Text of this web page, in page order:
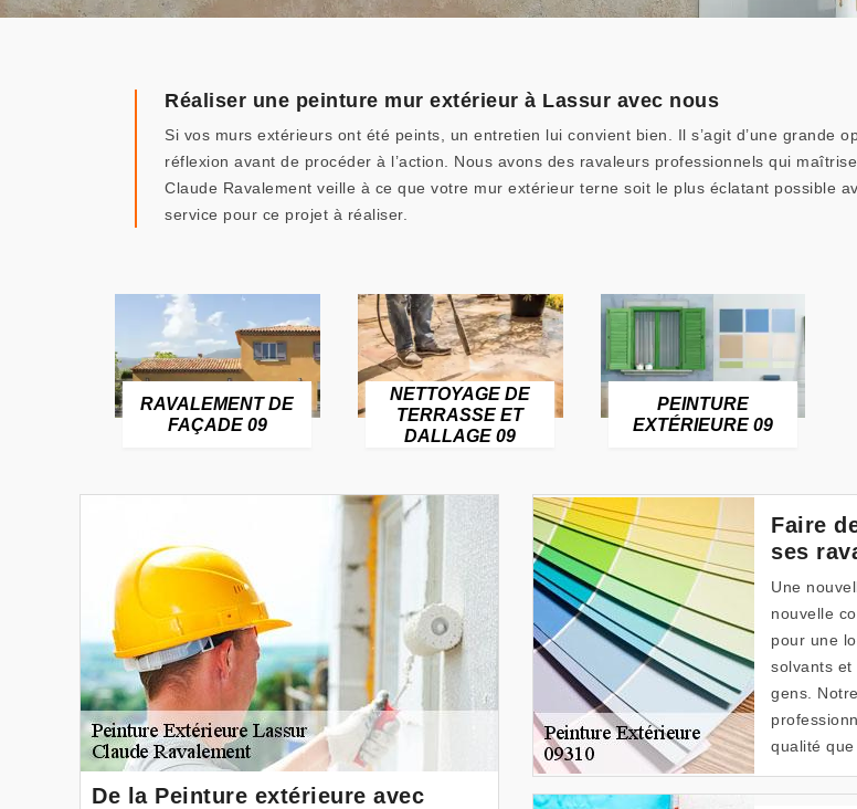
Réaliser une peinture mur extérieur à Lassur avec nous
Si vos murs extérieurs ont été peints, un entretien lui convient bien. Il s’agit d’une grande
réflexion avant de procéder à l’action. Nous avons des ravaleurs professionnels qui
Claude Ravalement veille à ce que votre mur extérieur terne soit le plus éclatant possible
service pour ce projet à réaliser.
RAVALEMENT DE
FAÇADE 09
NETTOYAGE DE
TERRASSE ET
DALLAGE 09
PEINTURE
EXTÉRIEURE 09
De la Peinture extérieure avec
Faire
ses
Une
nouvelle
pour une
solvants et
gens.
qualité